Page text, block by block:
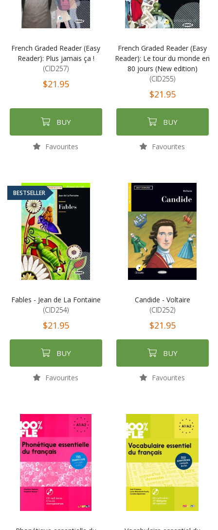
French Graded Reader (Easy
Reader): Plus jamais ça !
(CID257)
$21.95
BUY
Favourites
French Graded Reader (Easy
Reader): Le tour du monde en
80 jours (New edition)
(CID255)
$21.95
BUY
Favourites
BESTSELLER
Fables - Jean de La Fontaine
(CID254)
$21.95
BUY
Favourites
Candide - Voltaire
(CID252)
$21.95
BUY
Favourites